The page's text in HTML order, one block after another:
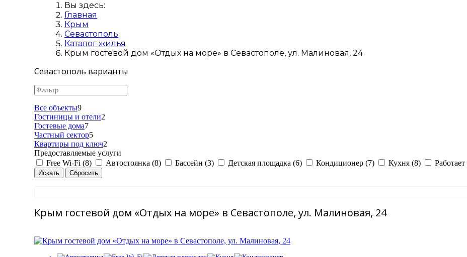
Вы здесь:
Главная
Крым
Севастополь
Каталог жилья
Крым гостевой дом «Отдых на море» в Севастополе, ул. Малиновая, 24
Севастополь варианты
Все объекты9
Гостиницы и отели2
Гостевые дома7
Частный сектор5
Квартиры под ключ2
Предоставляемые услуги
Free Wi-Fi (8)
Автостоянка (8) Бассейн (3) Детская площадка (6) Кондиционер (7) Кухня (8)
Крым гостевой дом «Отдых на море» в Севастополе, ул. Малиновая, 24